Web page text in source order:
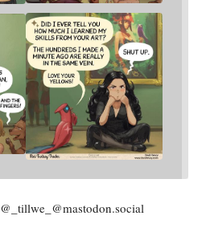
@_tillwe_@mastodon.social